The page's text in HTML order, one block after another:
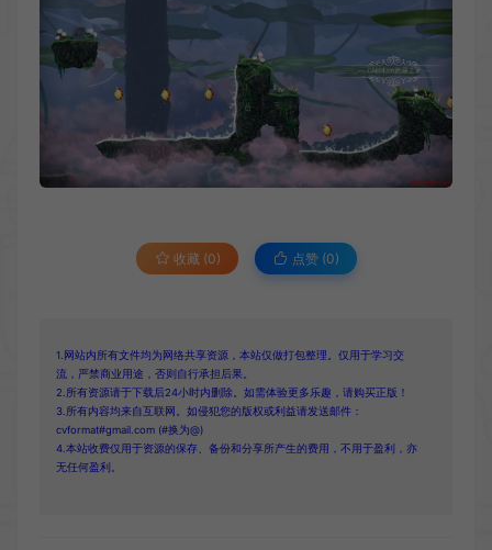
收藏 (0) 点赞 (0)
1.网站内所有文件均为网络共享资源，本站仅做打包整理。仅用于学习交
流，严禁商业用途，否则自行承担后果。
2.所有资源请于下载后24小时内删除。如需体验更多乐趣，请购买正版！
3.所有内容均来自互联网。如侵犯您的版权或利益请发送邮件：
cvformat#gmail.com (#换为@)
4.本站收费仅用于资源的保存、备份和分享所产生的费用，不用于盈利，亦
无任何盈利。